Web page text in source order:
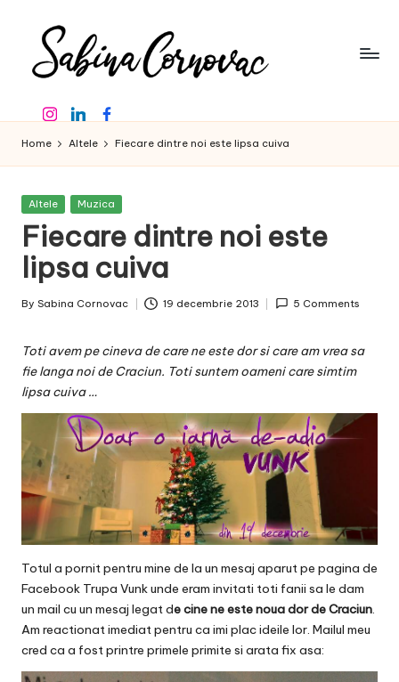
content
a
b
in
a
C
o
r
n
o
v
a
c
O
nl
in
e
creator
de
16
-
InstagramLinkedinFacebook
Home Altele Fiecare dintre noi este lipsa cuiva
Posted
Altele Muzica
Fiecare dintre noi este
lipsa cuiva
Posted
By Sabina Cornovac 19 decembrie 2013 5 Comments
Toti avem pe cineva de care ne este dor si care am vrea sa
fie langa noi de Craciun. Toti suntem oameni care simtim
lipsa cuiva …
Totul a pornit pentru mine de la un mesaj aparut pe pagina de
Facebook Trupa Vunkunde eram invitati toti fanii sa le dam
un mail cu un mesaj legat de cine ne este noua dor de Craciun.
Am reactionat imediat pentru ca imi plac ideile lor. Mailul meu
cred ca a fost printre primele primite si arata fix asa: